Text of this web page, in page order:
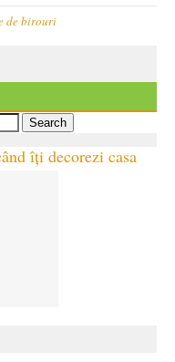
de birouri
îți decorezi casa